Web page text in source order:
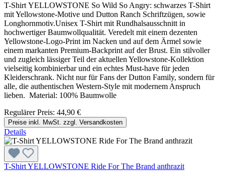
T-Shirt YELLOWSTONE So Wild So Angry: schwarzes T-Shirt
mit Yellowstone-Motive und Dutton Ranch Schriftzügen, sowie
Longhornmotiv.Unisex T-Shirt mit Rundhalsausschnitt in
hochwertiger Baumwollqualität. Veredelt mit einem dezenten
Yellowstone-Logo-Print im Nacken und auf dem Ärmel sowie
einem markanten Premium-Backprint auf der Brust. Ein stilvoller
und zugleich lässiger Teil der aktuellen Yellowstone-Kollektion
vielseitig kombinierbar und ein echtes Must-have für jeden
Kleiderschrank. Nicht nur für Fans der Dutton Family, sondern für
alle, die authentischen Western-Style mit modernem Anspruch
lieben. Material: 100% Baumwolle
Regulärer Preis: 44,90 €
Preise inkl. MwSt. zzgl. Versandkosten
Details
T-Shirt YELLOWSTONE Ride For The Brand anthrazit